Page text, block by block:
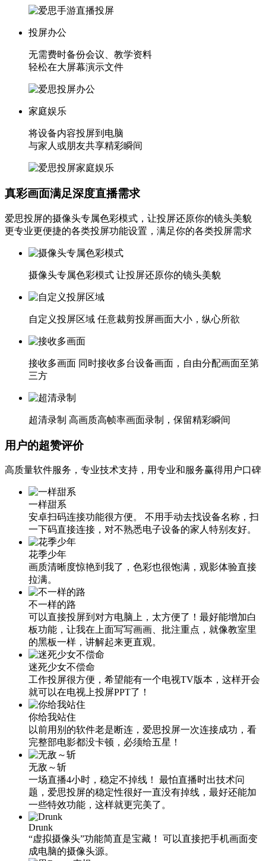
投屏办公
无需费时备份会议、教学资料
轻松在大屏幕演示文件
家庭娱乐
将设备内容投屏到电脑
与家人或朋友共享精彩瞬间
真彩画面满足深度直播需求
爱思投屏的摄像头专属色彩模式，让投屏还原你的镜头美貌
更专业更便捷的各类投屏功能设置，满足你的各类投屏需求
摄像头专属色彩模式 让投屏还原你的镜头美貌
自定义投屏区域 任意裁剪投屏画面大小，纵心所欲
接收多画面 同时接收多台设备画面，自由分配画面至第
三方
超清录制 高画质高帧率画面录制，保留精彩瞬间
用户的超赞评价
高质量软件服务，专业技术支持，用专业和服务赢得用户口碑
一样甜系
安卓扫码连接功能很方便。 不用手动去找设备名称，扫
一下码直接连接，对不熟悉电子设备的家人特别友好。
花季少年
画质清晰度惊艳到我了，色彩也很饱满，观影体验直接
拉满。
不一样的路
可以直接投屏到对方电脑上，太方便了！最好能增加白
板功能，让我在上面写写画画、批注重点，就像教室里
的黑板一样，讲解起来更直观。
迷死少女不偿命
工作投屏很方便，希望能有一个电视TV版本，这样开会
就可以在电视上投屏PPT了！
你给我站住
以前用别的软件老是断连，爱思投屏一次连接成功，看
完整部电影都没卡顿，必须给五星！
无敌～斩
一场直播4小时，稳定不掉线！ 最怕直播时出技术问
题，爱思投屏的稳定性很好一直没有掉线，最好还能加
一些特效功能，这样就更完美了。
Drunk
“虚拟摄像头”功能简直是宝藏！ 可以直接把手机画面变
成电脑的摄像头源。